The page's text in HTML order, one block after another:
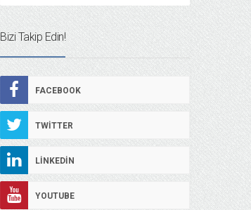
Bizi Takip Edin!
FACEBOOK
TWITTER
LINKEDIN
YOUTUBE